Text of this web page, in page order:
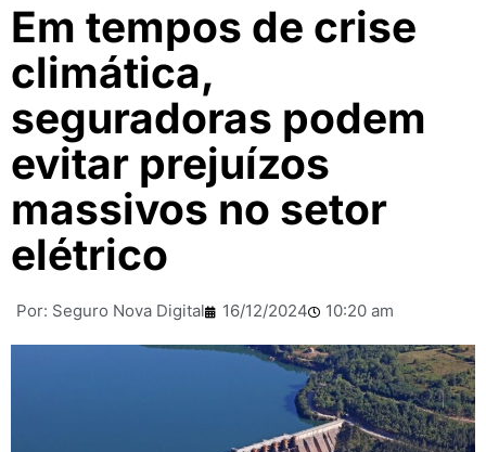
Em tempos de crise
climática,
seguradoras podem
evitar prejuízos
massivos no setor
elétrico
Por: Seguro Nova Digital 16/12/2024 10:20 am